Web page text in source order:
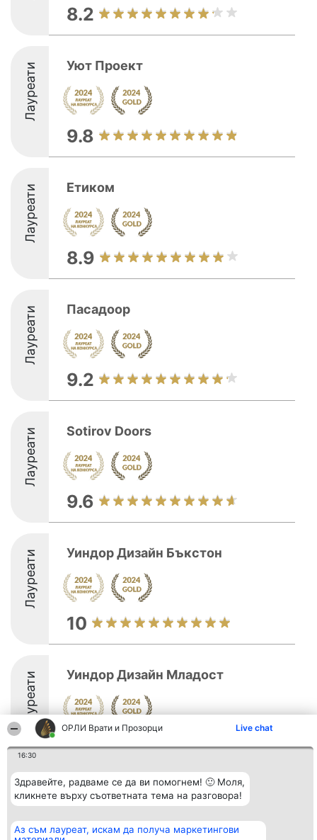
ОРЛИ Врати и Прозорци Live chat
16:30
Здравейте, радваме се да ви помогнем! 🙂 Моля,
кликнете върху съответната тема на разговора!
Аз съм лауреат, искам да получа маркетингови
8.2
Лауреати Уют Проект
9.8
Лауреати Етиком
8.9
Лауреати Пасадоор
9.2
Лауреати Sotirov Doors
9.6
Лауреати Уиндор Дизайн Бъкстон
10
Лауреати Уиндор Дизайн Младост
9.8
Организатор на
класиране
BulevardulAleea Timișul De
Sus Nr. 2, Bl. A30, Sc. A, Et.
Класация
Победители
всички
победители
Контакти
Контакти